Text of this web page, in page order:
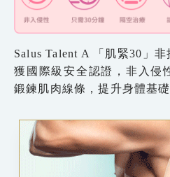
Salus Talent A 「肌緊30」
獲國際級安全認證，非入侵
鍛鍊肌肉線條，提升身體基